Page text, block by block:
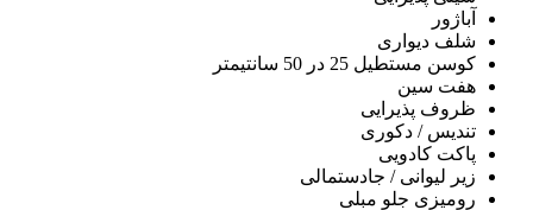
آباژور
شلف دیواری
کوسن مستطیل 25 در 50 سانتیمتر
هفت سین
ظروف پذیرایی
تندیس / دکوری
پاکت کادویی
زیر لیوانی / جادستمالی
رومیزی جلو مبلی